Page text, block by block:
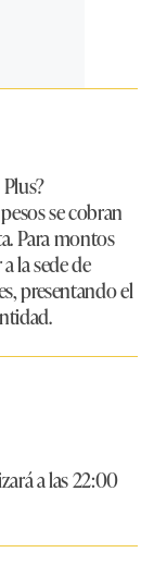
se cobran
Para montos
la sede de
presentando el
a las 22:00